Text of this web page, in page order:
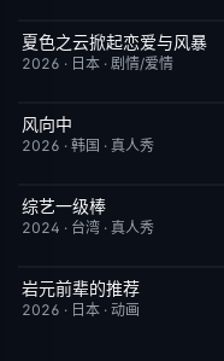
更新至第05集
夏色之云掀起恋爱与风暴
2026 · 日本 · 剧情/爱情
更新至第02集
风向中
2026 · 韩国 · 真人秀
更新至110期
综艺一级棒
2024 · 台湾 · 真人秀
更新至第6集
岩元前辈的推荐
2026 · 日本 · 动画